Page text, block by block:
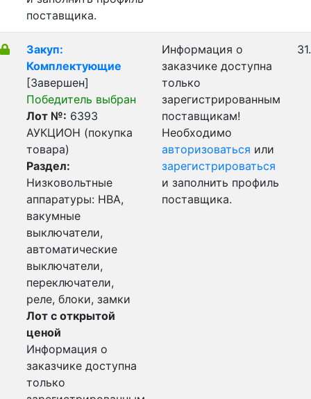
поставщика.
Закуп:
Комплектующие
[Завершен]
Победитель выбран
Лот №: 6393
АУКЦИОН (покупка
товара)
Раздел:
Низковольтные
аппаратуры: НВА,
вакумные
выключатели,
автоматические
выключатели,
переключатели,
реле, блоки, замки
Лот с открытой
ценой
Информация о
заказчике доступна
только
Информация о
заказчике доступна
только
зарегистрированным
поставщикам!
Необходимо
авторизоваться или
зарегистрироваться
и заполнить профиль
поставщика.